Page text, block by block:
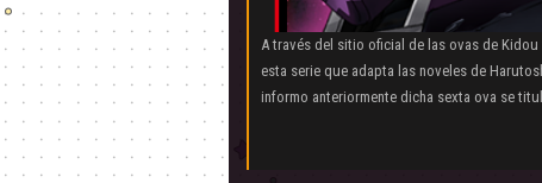
A través del sitio oficial de las ovas de
esta serie que adapta las noveles de
informo anteriormente dicha sexta ova se